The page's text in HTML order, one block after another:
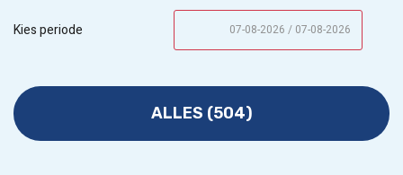
Kies periode
ALLES (504)